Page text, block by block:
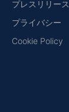
プレスリリース
プライバシー
Cookie Policy